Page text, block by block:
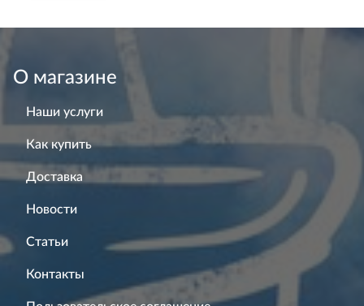
О магазине
Наши услуги
Как купить
Доставка
Новости
Статьи
Контакты